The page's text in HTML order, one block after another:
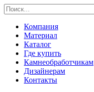
Компания
Материал
Каталог
Где купить
Камнеобработчикам
Дизайнерам
Контакты